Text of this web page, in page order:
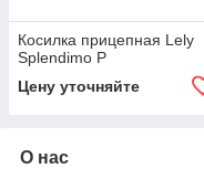
Косилка прицепная Lely
Splendimo P
Цену уточняйте
О нас